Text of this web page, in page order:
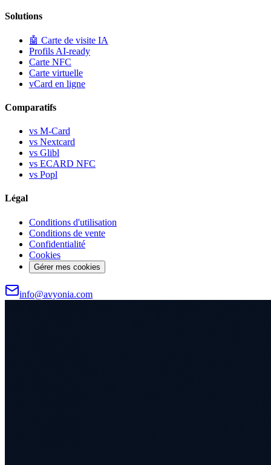
Solutions
🤖 Carte de visite IA
Profils AI-ready
Carte NFC
Carte virtuelle
vCard en ligne
Comparatifs
vs M-Card
vs Nextcard
vs Glibl
vs ECARD NFC
vs Popl
Légal
Conditions d'utilisation
Conditions de vente
Confidentialité
Cookies
Gérer mes cookies
info@avyonia.com